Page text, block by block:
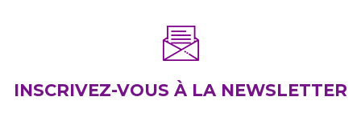
INSCRIVEZ-VOUS À LA NEWSLETTER